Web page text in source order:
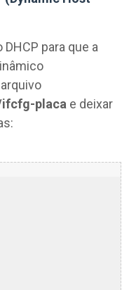
para que a
placa e deixar